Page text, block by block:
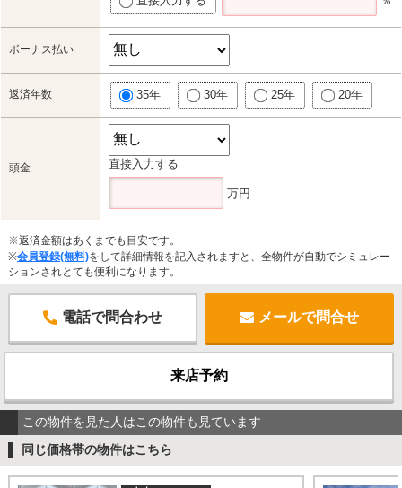
ボーナス払い
返済年数 35年 30年 25年 20年
頭金 直接入力する
万円
※返済金額はあくまでも目安です。
※会員登録(無料)をして詳細情報を記入されますと、全物件が自動でシミュレー
ションされとても便利になります。
電話で問合わせ メールで問合せ
来店予約
この物件を見た人はこの物件も見ています
同じ価格帯の物件はこちら